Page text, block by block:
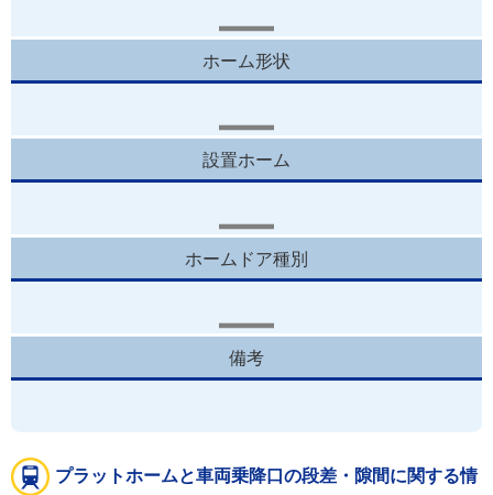
ホーム形状
設置ホーム
ホームドア種別
備考
プラットホームと車両乗降口の段差・隙間に関する情